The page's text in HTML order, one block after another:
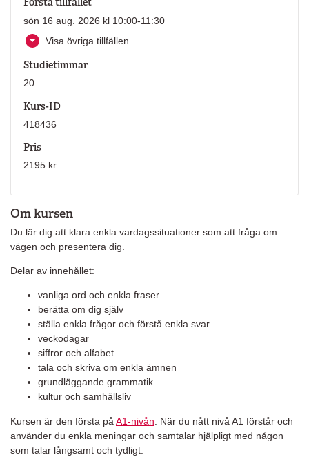
Om kursen
Du lär dig att klara enkla vardagssituationer som att fråga om
vägen och presentera dig.
Delar av innehållet:
vanliga ord och enkla fraser
berätta om dig själv
ställa enkla frågor och förstå enkla svar
veckodagar
siffror och alfabet
tala och skriva om enkla ämnen
grundläggande grammatik
kultur och samhällsliv
Kursen är den första på A1-nivån . När du nått nivå A1 förstår och
använder du enkla meningar och samtalar hjälpligt med någon
som talar långsamt och tydligt.
sön 16 aug. 2026 kl 10:00-11:30
Visa övriga tillfällen
Studietimmar
20
Kurs-ID
418436
Pris
2195 kr